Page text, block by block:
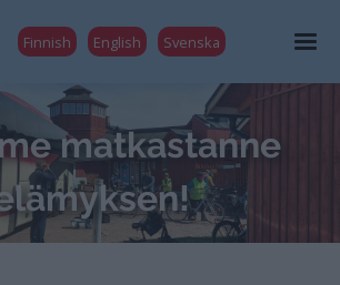
Finnish English Svenska
matkastanne